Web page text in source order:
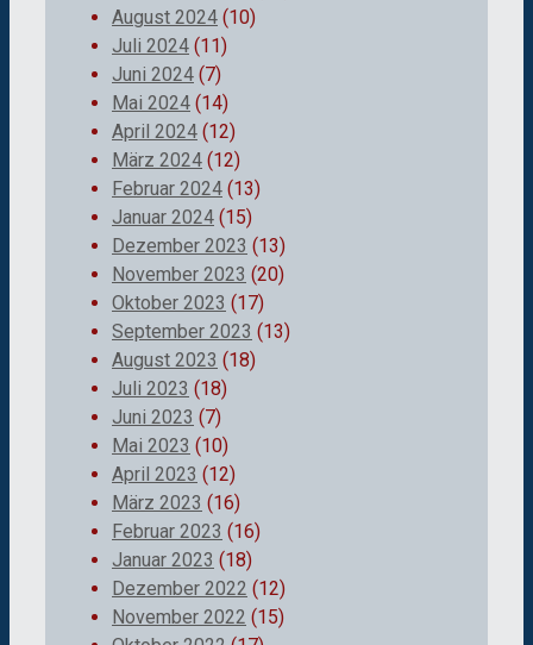
August 2024 (10)
Juli 2024 (11)
Juni 2024 (7)
Mai 2024 (14)
April 2024 (12)
März 2024 (12)
Februar 2024 (13)
Januar 2024 (15)
Dezember 2023 (13)
November 2023 (20)
Oktober 2023 (17)
September 2023 (13)
August 2023 (18)
Juli 2023 (18)
Juni 2023 (7)
Mai 2023 (10)
April 2023 (12)
März 2023 (16)
Februar 2023 (16)
Januar 2023 (18)
Dezember 2022 (12)
November 2022 (15)